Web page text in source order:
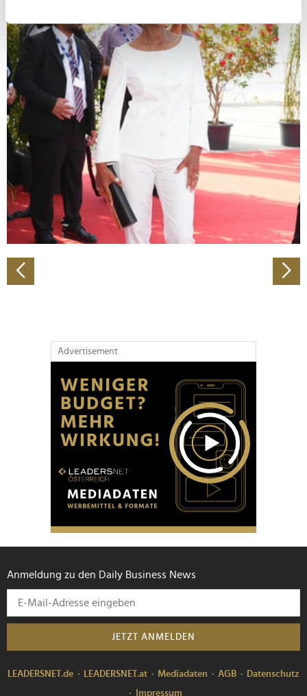
bestimmten Merkmalen (Fingerprinting) identifizieren
Erfahren Sie mehr darüber, wie Ihre persönlichen Daten
verarbeitet werden, und legen Sie Ihre Präferenzen im
Abschnitt Einzelheiten
Wir verwenden Cookies, um Inhalte und Anzeigen zu
personalisieren, Funktionen für soziale Medien anbieten
zu können und die Zugriffe auf unsere Website zu
analysieren. Außerdem geben wir Informationen zu Ihrer
Verwendung unserer Website an unsere Partner für
soziale Medien, Werbung und Analysen weiter. Unsere
Partner führen diese Informationen möglicherweise mit
weiteren Daten zusammen, die Sie ihnen bereitgestellt
gesammelt haben.
Advertisement
Anmeldung zu den Daily Business News
JETZT ANMELDEN
LEADERSNET.de LEADERSNET.at Mediadaten AGB
Datenschutz
Impressum